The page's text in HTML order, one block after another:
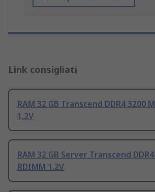
Link consigliati
RAM 32 GB Transcend DDR4 3200
1.2V
RAM 32 GB Server Transcend
RDIMM 1.2V